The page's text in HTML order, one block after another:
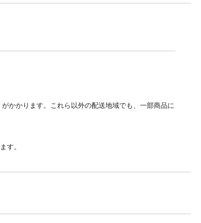
かかります。これら以外の配送地域でも、一部商品に
す。